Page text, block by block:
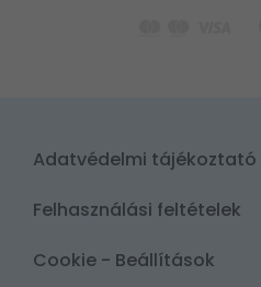
Adatvédelmi tájékoztató
Felhasználási feltételek
Cookie - Beállítások